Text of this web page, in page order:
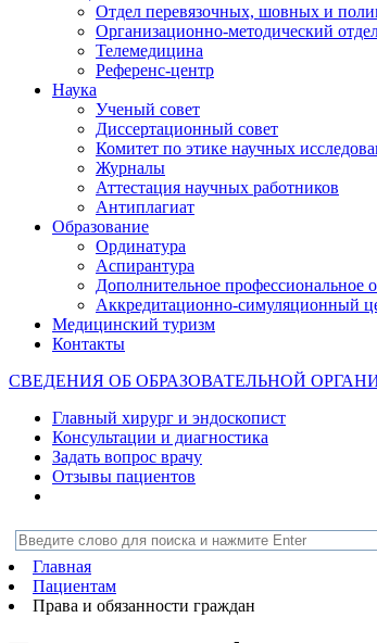
Отдел перевязочных, шовных и
Организационно-методический
Телемедицина
Референс-центр
Наука
Ученый совет
Диссертационный совет
Комитет по этике научных
Журналы
Аттестация научных работников
Антиплагиат
Образование
Ординатура
Аспирантура
Дополнительное профессиональное
Аккредитационно-симуляционный
Медицинский туризм
Контакты
СВЕДЕНИЯ ОБ ОБРАЗОВАТЕЛЬНОЙ
Главный хирург и эндоскопист
Консультации и диагностика
Задать вопрос врачу
Отзывы пациентов
Главная
Пациентам
Права и обязанности граждан